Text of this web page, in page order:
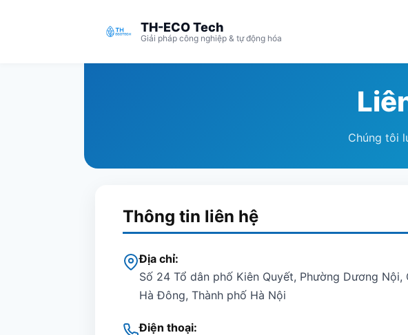
TH-ECO Tech
Giải pháp công nghiệp & tự động hóa
Chúng tôi
Thông tin liên hệ
Địa chỉ:
Số 24 Tổ dân phố Kiên Quyết, Phường Dương Nội,
Hà Đông, Thành phố Hà Nội
Điện thoại: